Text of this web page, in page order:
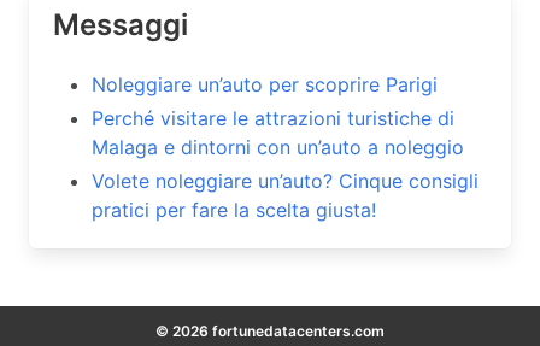
Messaggi
Noleggiare un’auto per scoprire Parigi
Perché visitare le attrazioni turistiche di
Malaga e dintorni con un’auto a noleggio
Volete noleggiare un’auto? Cinque consigli
pratici per fare la scelta giusta!
© 2026 fortunedatacenters.com